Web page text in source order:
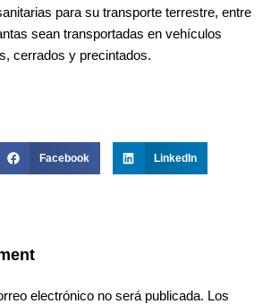
para su transporte terrestre, entre
sean transportadas en vehículos
cerrados y precintados.
Facebook LinkedIn
electrónico no será publicada. Los